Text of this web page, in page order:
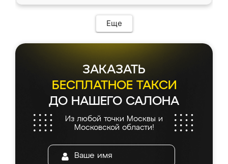
Еще
ЗАКАЗАТЬ
БЕСПЛАТНОЕ ТАКСИ
ДО НАШЕГО САЛОНА
Из любой точки Москвы и
Московской области!